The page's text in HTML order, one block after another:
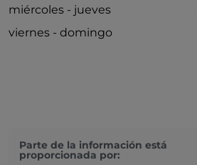
miércoles - jueves
viernes - domingo
Parte de la información está
proporcionada por: